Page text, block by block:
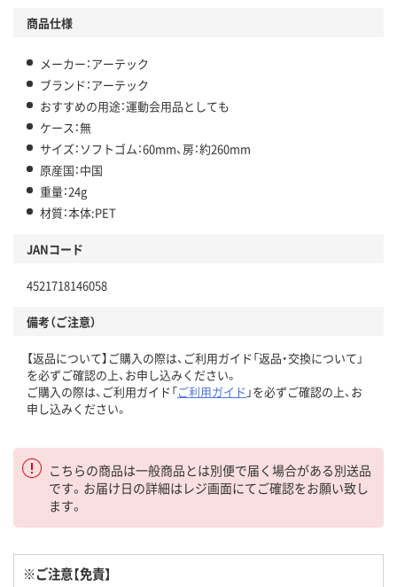
商品仕様
メーカー：アーテック
ブランド：アーテック
おすすめの用途：運動会用品としても
ケース：無
サイズ：ソフトゴム：60mm、房：約260mm
原産国：中国
重量：24g
材質：本体:PET
JANコード
4521718146058
備考（ご注意）
【返品について】ご購入の際は、ご利用ガイド「返品・交換について」
を必ずご確認の上、お申し込みください。
ご購入の際は、ご利用ガイド「ご利用ガイド 」を必ずご確認の上、お
申し込みください。
こちらの商品は一般商品とは別便で届く場合がある別送品
です。お届け日の詳細はレジ画面にてご確認をお願い致し
ます。
※ご注意【免責】